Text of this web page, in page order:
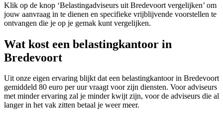
Klik op de knop ‘Belastingadviseurs uit Bredevoort vergelijken’ om
jouw aanvraag in te dienen en specifieke vrijblijvende voorstellen te
ontvangen die je op je gemak kunt vergelijken.
Wat kost een belastingkantoor in
Bredevoort
Uit onze eigen ervaring blijkt dat een belastingkantoor in Bredevoort
gemiddeld 80 euro per uur vraagt voor zijn diensten. Voor adviseurs
met minder ervaring zal je minder kwijt zijn, voor de adviseurs die al
langer in het vak zitten betaal je weer meer.